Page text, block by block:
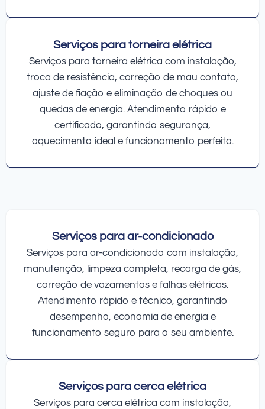
Serviços para torneira elétrica
Serviços para torneira elétrica com instalação,
troca de resistência, correção de mau contato,
ajuste de fiação e eliminação de choques ou
quedas de energia. Atendimento rápido e
certificado, garantindo segurança,
aquecimento ideal e funcionamento perfeito.
Serviços para ar-condicionado
Serviços para ar-condicionado com instalação,
manutenção, limpeza completa, recarga de gás,
correção de vazamentos e falhas elétricas.
Atendimento rápido e técnico, garantindo
desempenho, economia de energia e
funcionamento seguro para o seu ambiente.
Serviços para cerca elétrica
Serviços para cerca elétrica com instalação,